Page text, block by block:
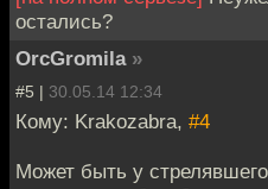
остались?
OrcGromila »
#5 | 30.05.14 12:34
Кому: Krakozabra, #4
Может быть у